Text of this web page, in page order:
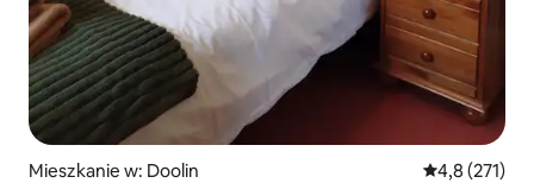
Mieszkanie w: Doolin Średnia
4,8 (271)